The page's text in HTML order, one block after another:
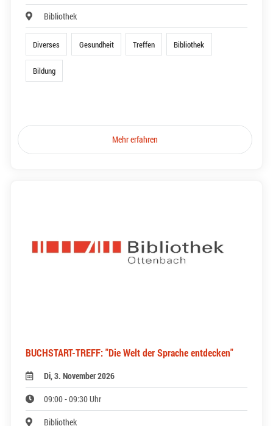
Bibliothek
Diverses Gesundheit Treffen Bibliothek
Bildung
Mehr erfahren
BUCHSTART-TREFF: "Die Welt der Sprache entdecken"
Di, 3. November 2026
09:00 - 09:30 Uhr
Bibliothek